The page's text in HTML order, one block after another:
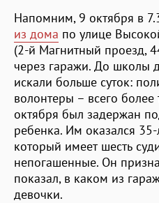
Напомним, 9 октября в
из дома по улице
(2-й Магнитный проезд,
через гаражи. До школы
искали больше суток:
волонтеры – всего более
октября был задержан
ребенка. Им оказался 35-
который имеет шесть
непогашенные. Он
показал, в каком из
девочки.